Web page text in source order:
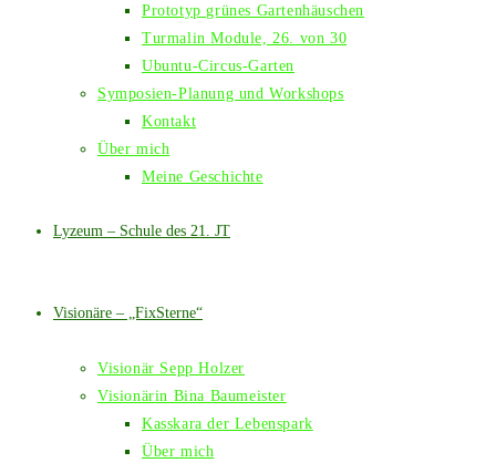
Prototyp grünes Gartenhäuschen
Turmalin Module, 26. von 30
Ubuntu-Circus-Garten
Symposien-Planung und Workshops
Kontakt
Über mich
Meine Geschichte
Lyzeum – Schule des 21. JT
Visionäre – „FixSterne“
Visionär Sepp Holzer
Visionärin Bina Baumeister
Kasskara der Lebenspark
Über mich